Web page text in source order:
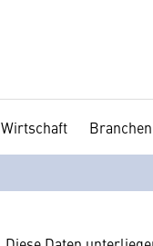
Wirtschaft Branchen
Wir benötigen